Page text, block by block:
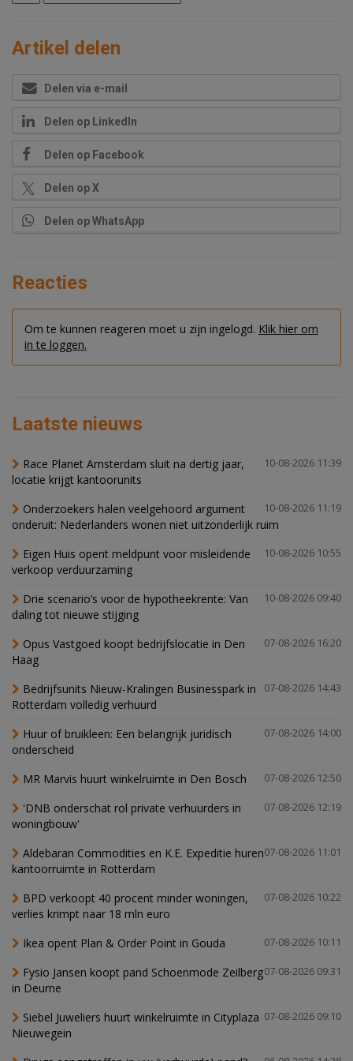
Artikel delen
Delen via e-mail
Delen op LinkedIn
Delen op Facebook
Delen op X
Delen op WhatsApp
Reacties
Om te kunnen reageren moet u zijn ingelogd. Klik hier om
in te loggen.
Laatste nieuws
10-08-2026 11:39
Race Planet Amsterdam sluit na dertig jaar,
locatie krijgt kantoorunits
10-08-2026 11:19
Onderzoekers halen veelgehoord argument
onderuit: Nederlanders wonen niet uitzonderlijk ruim
10-08-2026 10:55
Eigen Huis opent meldpunt voor misleidende
verkoop verduurzaming
10-08-2026 09:40
Drie scenario’s voor de hypotheekrente: Van
daling tot nieuwe stijging
07-08-2026 16:20
Opus Vastgoed koopt bedrijfslocatie in Den
Haag
07-08-2026 14:43
Bedrijfsunits Nieuw-Kralingen Businesspark in
Rotterdam volledig verhuurd
07-08-2026 14:00
Huur of bruikleen: Een belangrijk juridisch
onderscheid
07-08-2026 12:50
MR Marvis huurt winkelruimte in Den Bosch
07-08-2026 12:19
'DNB onderschat rol private verhuurders in
woningbouw'
07-08-2026 11:01
Aldebaran Commodities en K.E. Expeditie huren
kantoorruimte in Rotterdam
07-08-2026 10:22
BPD verkoopt 40 procent minder woningen,
verlies krimpt naar 18 mln euro
07-08-2026 10:11
Ikea opent Plan & Order Point in Gouda
07-08-2026 09:31
Fysio Jansen koopt pand Schoenmode Zeilberg
in Deurne
07-08-2026 09:10
Siebel Juweliers huurt winkelruimte in Cityplaza
Nieuwegein